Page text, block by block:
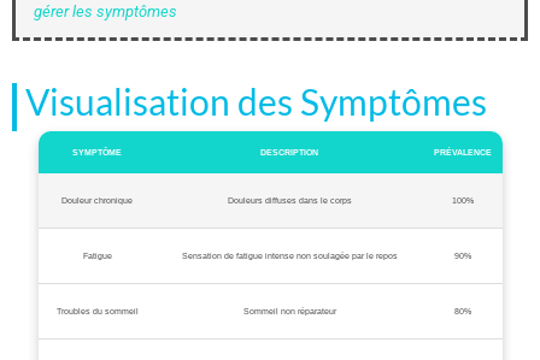
gérer les symptômes
Visualisation des Symptômes
SYMPTÔME DESCRIPTION PRÉVALENCE
Douleur chronique Douleurs diffuses dans le corps 100%
Fatigue Sensation de fatigue intense non soulagée par le repos 90%
Troubles du sommeil Sommeil non réparateur 80%